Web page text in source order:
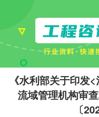
《水利部关于印发
流域管理机构审
〔